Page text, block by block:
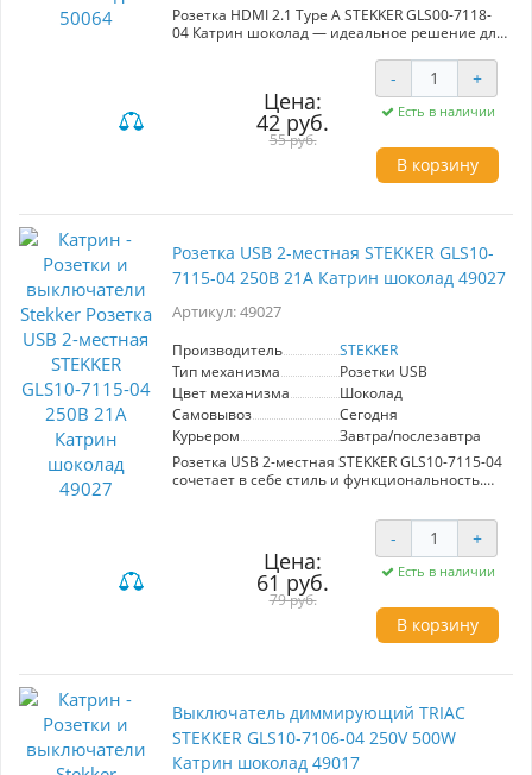
Розетка HDMI 2.1 Type A STEKKER GLS00-7118-
04 Катрин шоколад — идеальное решение для
Поддерживая разрешения до 4K при 60 Гц и
скорость передачи данных до 6 Гбит/сек, она
обеспечивает высококачественное видео и
аудио. Материал из поликарбоната и латунь
гарантируют долговечность, а стильный
шоколадный цвет гармонично впишется в
Этот продукт станет незаменимым в
телевизор, проектор или игровую консоль к
источнику сигнала. Идеален для домашних
кинотеатров, офисов и образовательных
изображения. Размеры 72*72*35 мм
любой стеновой или настенный дизайн.
Цена:
42 руб.
55 руб.
- +
Есть в наличии
В корзину
Розетка USB 2-местная STEKKER GLS10-
7115-04 250B 21А Катрин шоколад 49027
Артикул: 49027
Производитель
STEKKER
Тип механизма
Розетки USB
Цвет механизма
Шоколад
Самовывоз
Сегодня
Курьером
Завтра/послезавтра
Розетка USB 2-местная STEKKER GLS10-7115-04
сочетает в себе стиль и функциональность.
элегантном шоколадном цвете, что
гармонично впишется в любой интерьер.
Поддерживает напряжение 250B и ток 21А,
обеспечивая надежное подключение
устройств. Удобные USB-порты позволяют
заряжать гаджеты без дополнительных
адаптеров, что делает использование более
комфортным и современным. Выбор для тех,
Цена:
61 руб.
79 руб.
- +
Есть в наличии
В корзину
Выключатель диммирующий TRIAC
STEKKER GLS10-7106-04 250V 500W
Катрин шоколад 49017